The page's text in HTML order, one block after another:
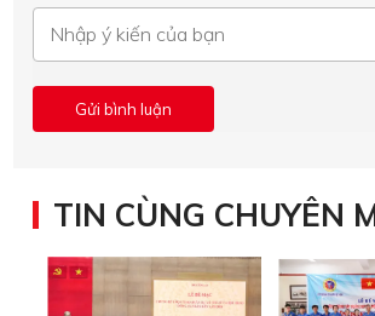
TIN CÙNG CHUYÊN